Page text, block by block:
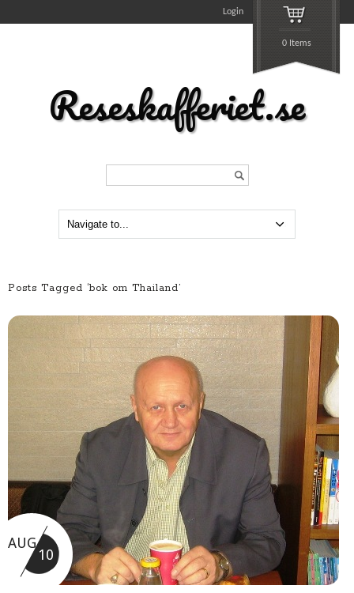
Login
0 Items
Reseskafferiet.se
Posts Tagged ‘bok om Thailand’
AUG
10